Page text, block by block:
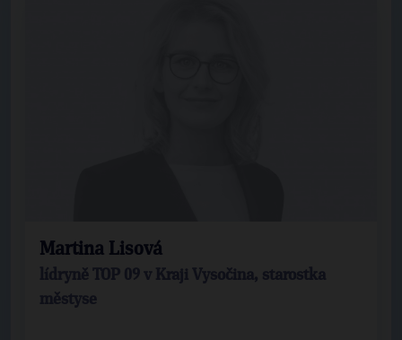
Martina Lisová
lídryně TOP 09 v Kraji Vysočina, starostka
městyse